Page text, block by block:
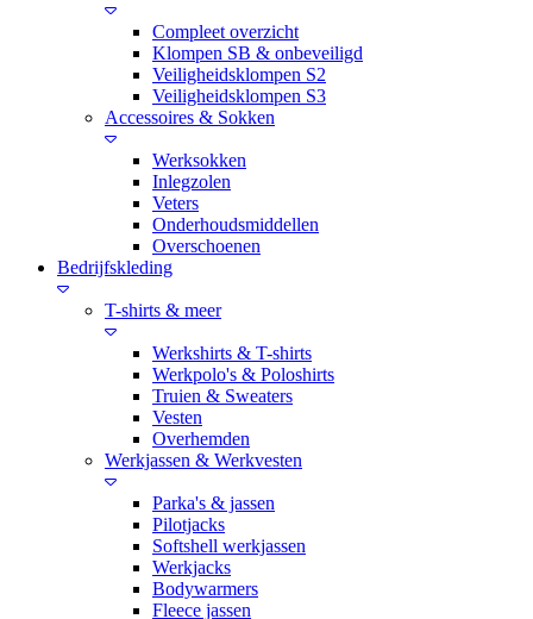
Compleet overzicht
Klompen SB & onbeveiligd
Veiligheidsklompen S2
Veiligheidsklompen S3
Accessoires & Sokken
Werksokken
Inlegzolen
Veters
Onderhoudsmiddellen
Overschoenen
Bedrijfskleding
T-shirts & meer
Werkshirts & T-shirts
Werkpolo's & Poloshirts
Truien & Sweaters
Vesten
Overhemden
Werkjassen & Werkvesten
Parka's & jassen
Pilotjacks
Softshell werkjassen
Werkjacks
Bodywarmers
Fleece jassen